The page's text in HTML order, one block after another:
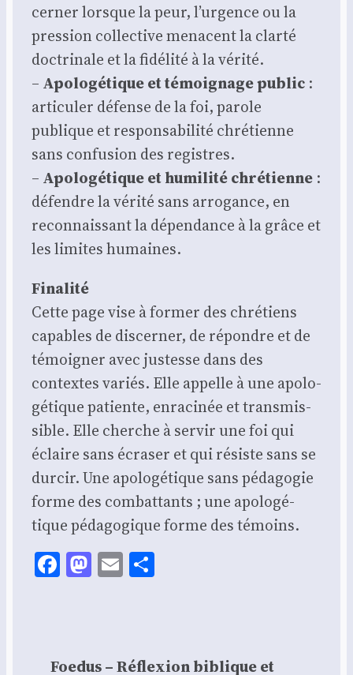
cer­ner lorsque la peur, l’urgence ou la
pres­sion col­lec­tive menacent la clar­té
doc­tri­nale et la fidé­li­té à la véri­té.
– Apo­lo­gé­tique et témoi­gnage public :
arti­cu­ler défense de la foi, parole
publique et res­pon­sa­bi­li­té chré­tienne
sans confu­sion des registres.
– Apo­lo­gé­tique et humi­li­té chré­tienne :
défendre la véri­té sans arro­gance, en
recon­nais­sant la dépen­dance à la grâce et
les limites humaines.
Fina­li­té
Cette page vise à for­mer des chré­tiens
capables de dis­cer­ner, de répondre et de
témoi­gner avec jus­tesse dans des
contextes variés. Elle appelle à une apo­lo­
gé­tique patiente, enra­ci­née et trans­mis­
sible. Elle cherche à ser­vir une foi qui
éclaire sans écra­ser et qui résiste sans se
dur­cir. Une apo­lo­gé­tique sans péda­go­gie
forme des com­bat­tants ; une apo­lo­gé­
tique péda­go­gique forme des témoins.
Facebook
Mastodon
Email
Foedus – Réflexion biblique et